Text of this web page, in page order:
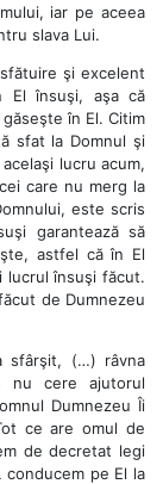
iar pe aceea
slava Lui.
şi excelent
El însuşi, aşa că
în El. Citim
sfat la Domnul şi
lucru acum,
care nu merg la
este scris
garantează să
astfel că în El
lucrul însuşi făcut.
de Dumnezeu
sfârşit, (…) râvna
nu cere ajutorul
Dumnezeu Îi
ce are omul de
de decretat legi
pe El la